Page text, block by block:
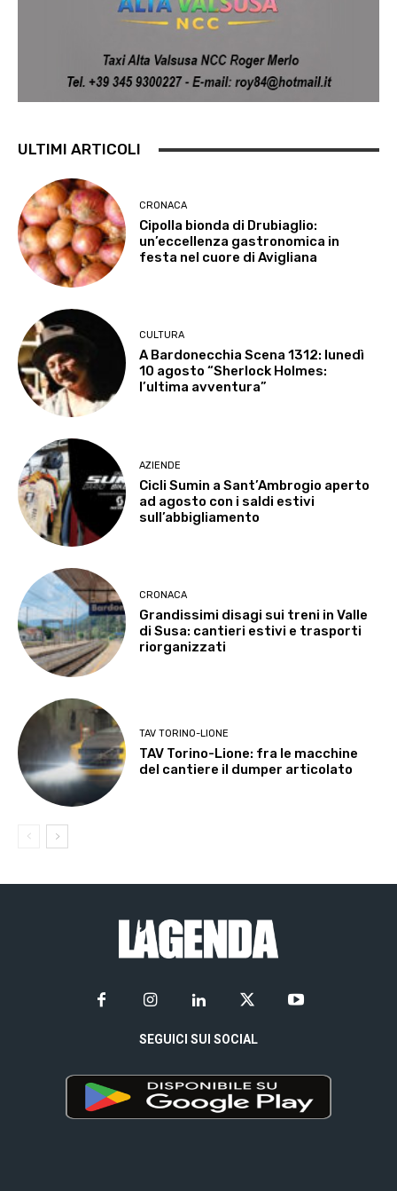
ULTIMI ARTICOLI
CRONACA
Cipolla bionda di Drubiaglio:
un’eccellenza gastronomica in
festa nel cuore di Avigliana
CULTURA
A Bardonecchia Scena 1312: lunedì
10 agosto “Sherlock Holmes:
l’ultima avventura”
AZIENDE
Cicli Sumin a Sant’Ambrogio aperto
ad agosto con i saldi estivi
sull’abbigliamento
CRONACA
Grandissimi disagi sui treni in Valle
di Susa: cantieri estivi e trasporti
riorganizzati
TAV TORINO-LIONE
TAV Torino-Lione: fra le macchine
del cantiere il dumper articolato
SEGUICI SUI SOCIAL